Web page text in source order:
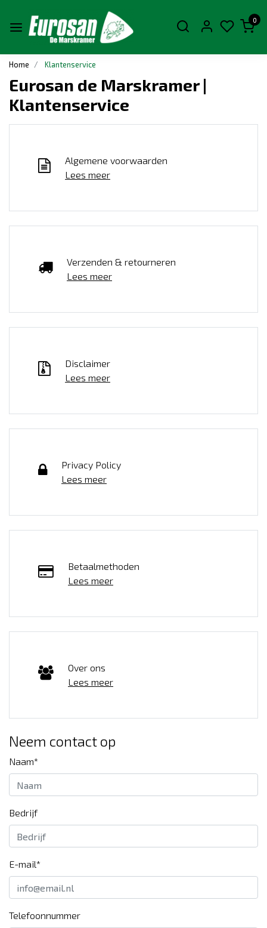
0
Home Klantenservice
Eurosan de Marskramer |
Klantenservice
Algemene voorwaarden
Lees meer
Verzenden & retourneren
Lees meer
Disclaimer
Lees meer
Privacy Policy
Lees meer
Betaalmethoden
Lees meer
Over ons
Lees meer
Neem contact op
Naam*
Bedrijf
E-mail*
Telefoonnummer